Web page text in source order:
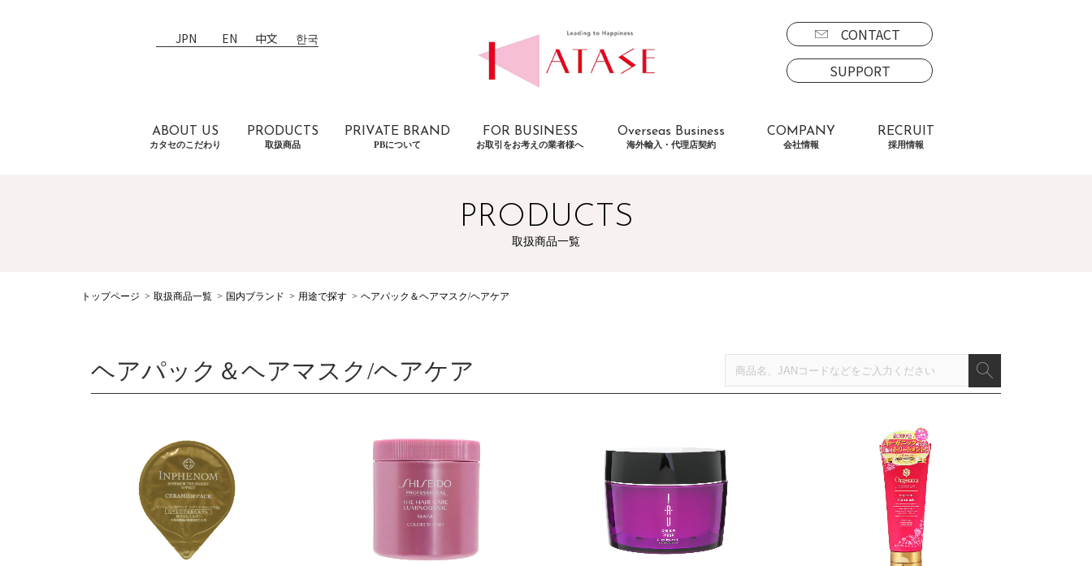
JPN EN 中文 한국
CONTACT
SUPPORT
ABOUT US
カタセのこだわり
PRODUCTS
取扱商品
PRIVATE BRAND
PBについて
FOR BUSINESS
お取引をお考えの業者様へ
Overseas Business
海外輸入・代理店契約
COMPANY
会社情報
RECRUIT
採用情報
PRODUCTS
取扱商品一覧
トップページ 取扱商品一覧 国内ブランド 用途で探す ヘアパック＆ヘアマスク/ヘアケア
ヘアパック＆ヘアマスク/ヘアケア